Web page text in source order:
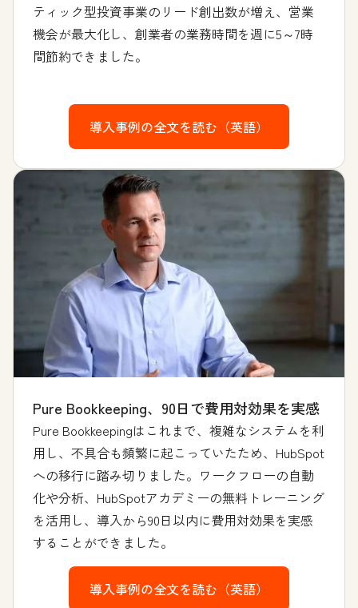
ティック型投資事業のリード創出数が増え、営業
機会が最大化し、創業者の業務時間を週に5～7時
間節約できました。
導入事例の全文を読む（英語）
Pure Bookkeeping、90日で費用対効果を実感
Pure Bookkeepingはこれまで、複雑なシステムを利
用し、不具合も頻繁に起こっていたため、HubSpot
への移行に踏み切りました。ワークフローの自動
化や分析、HubSpotアカデミーの無料トレーニング
を活用し、導入から90日以内に費用対効果を実感
することができました。
導入事例の全文を読む（英語）